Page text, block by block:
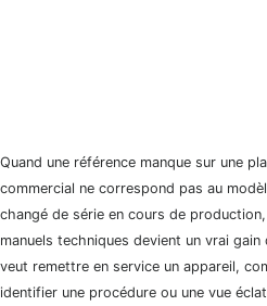
Quand une référence manque sur une
commercial ne correspond pas au
changé de série en cours de
manuels techniques devient un vrai
veut remettre en service un appareil,
identifier une procédure ou une vue